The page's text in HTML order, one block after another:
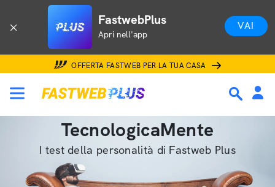
FastwebPlus
Apri nell'app
VAI
OFFERTA FASTWEB PER LA TUA CASA
TecnologicaMente
I test della personalità di Fastweb Plus